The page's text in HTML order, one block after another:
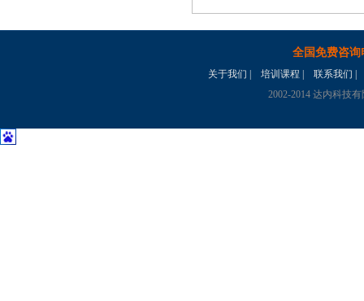
全国免费咨询
关于我们 培训课程 联系我们
2002-2014 达内科技